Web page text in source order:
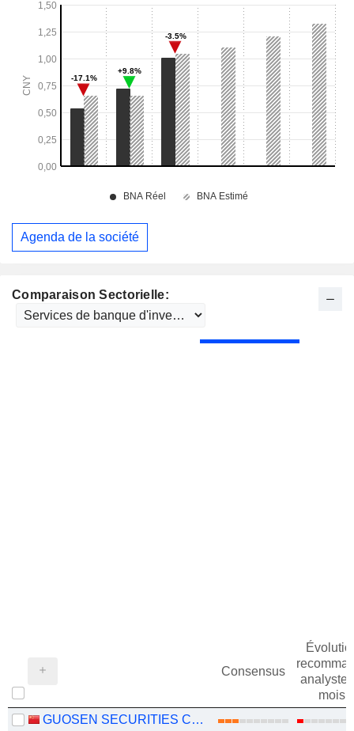
Comparaison Sectorielle:
Consensus
mois
GUOSEN SECURITIES CO., LTD.
Agenda de la société